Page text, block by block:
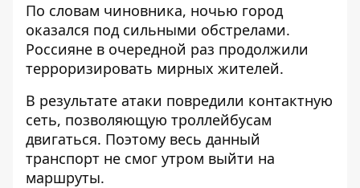
По словам чиновника, ночью город
оказался под сильными обстрелами.
Россияне в очередной раз продолжили
терроризировать мирных жителей.
В результате атаки повредили контактную
сеть, позволяющую троллейбусам
двигаться. Поэтому весь данный
транспорт не смог утром выйти на
маршруты.